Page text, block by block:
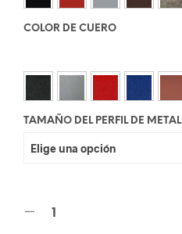
COLOR DE CUERO
TAMAÑO DEL PERFIL DE METAL